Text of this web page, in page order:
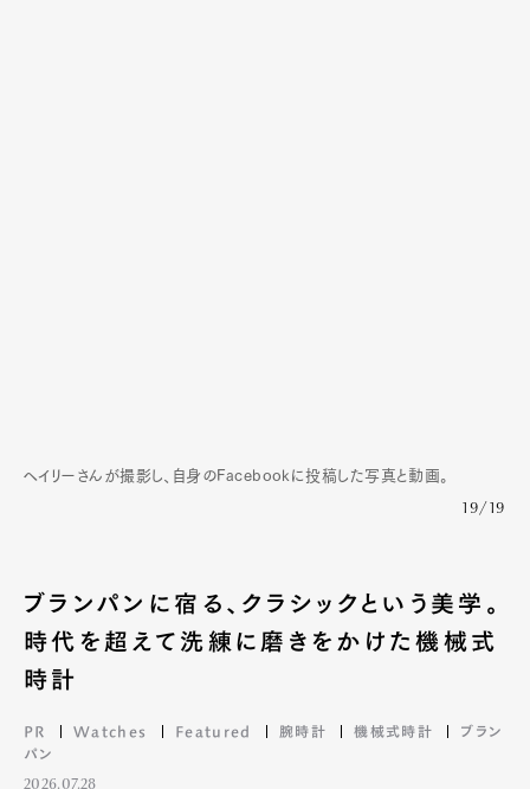
ヘイリーさんが撮影し、自身のFacebookに投稿した写真と動画。
19/19
ブランパンに宿る、クラシックという美学。
時代を超えて洗練に磨きをかけた機械式
時計
PR Watches Featured 腕時計 機械式時計
ブラン
パン
2026.07.28